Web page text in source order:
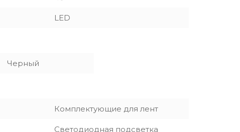
LED
Черный
Комплектующие для лент
Светодиодная подсветка